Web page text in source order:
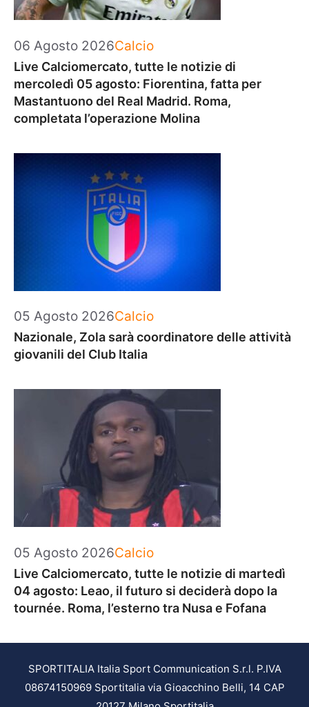
06 Agosto 2026Categorie
Calcio
Live Calciomercato, tutte le notizie di
mercoledì 05 agosto: Fiorentina, fatta per
Mastantuono del Real Madrid. Roma,
completata l’operazione Molina
05 Agosto 2026Categorie
Calcio
Nazionale, Zola sarà coordinatore delle attività
giovanili del Club Italia
05 Agosto 2026Categorie
Calcio
Live Calciomercato, tutte le notizie di martedì
04 agosto: Leao, il futuro si deciderà dopo la
tournée. Roma, l’esterno tra Nusa e Fofana
SPORTITALIA Italia Sport Communication S.r.l. P.IVA
08674150969 Sportitalia via Gioacchino Belli, 14 CAP